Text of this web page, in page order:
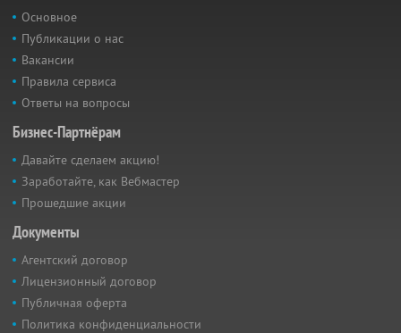
Основное
Публикации о нас
Вакансии
Правила сервиса
Ответы на вопросы
Бизнес-Партнёрам
Давайте сделаем акцию!
Заработайте, как Вебмастер
Прошедшие акции
Документы
Агентский договор
Лицензионный договор
Публичная оферта
Политика конфиденциальности